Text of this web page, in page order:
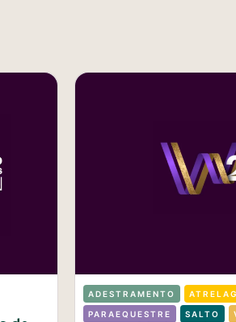
ADESTRAMENTO
PARAEQUESTRE SALTO